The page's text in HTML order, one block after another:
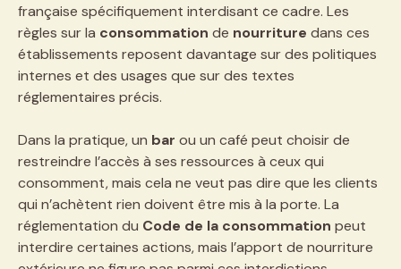
française spécifiquement interdisant ce cadre. Les
règles sur la consommation de nourriture dans ces
établissements reposent davantage sur des politiques
internes et des usages que sur des textes
réglementaires précis.
Dans la pratique, un bar ou un café peut choisir de
restreindre l’accès à ses ressources à ceux qui
consomment, mais cela ne veut pas dire que les clients
qui n’achètent rien doivent être mis à la porte. La
réglementation du Code de la consommation peut
interdire certaines actions, mais l’apport de nourriture